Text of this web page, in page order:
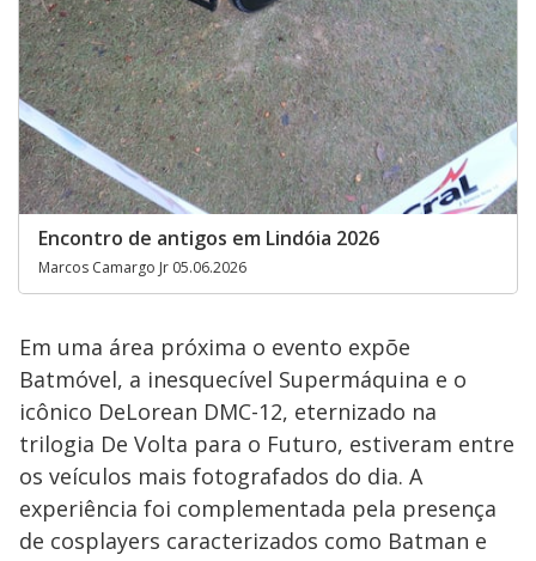
Encontro de antigos em Lindóia 2026
Marcos Camargo Jr 05.06.2026
Em uma área próxima o evento expõe
Batmóvel, a inesquecível Supermáquina e o
icônico DeLorean DMC-12, eternizado na
trilogia De Volta para o Futuro, estiveram entre
os veículos mais fotografados do dia. A
experiência foi complementada pela presença
de cosplayers caracterizados como Batman e